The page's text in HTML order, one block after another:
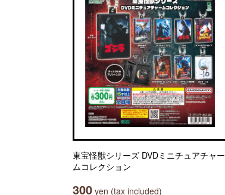
東宝怪獣シリーズ DVDミニチュアチャー
ムコレクション
300 yen (tax included)